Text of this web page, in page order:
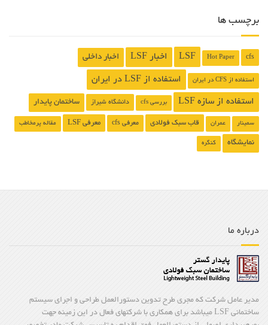
برچسب ها
cfs
Hot Paper
LSF اخبار LSF اخبار داخلی
استفاده از CFS در ایران استفاده از LSF در ایران
استفاده از سازه LSF بررسی cfs دانشگاه شیراز ساختمان پایدار
سمینار عمران قاب سبک فولادی معرفی cfs معرفی LSF مقاله پرمخاطب
نمایشگاه کنگره
درباره ما
مدیر عامل شرکت که مجری طرح تدوین دستورالعمل طراحی و اجرای سیستم
ساختمانی LSF میباشد برای همکاری با شرکتهای فعال در این زمینه جهت